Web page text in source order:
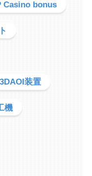
Casino bonus
装置
機